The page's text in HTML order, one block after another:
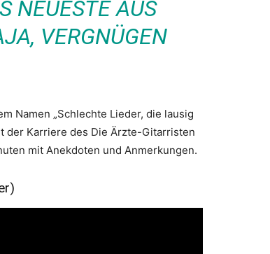
NEUESTE AUS
VERGNÜGEN
Namen „Schlechte Lieder, die lausig
der Karriere des Die Ärzte-Gitarristen
mit Anekdoten und Anmerkungen.